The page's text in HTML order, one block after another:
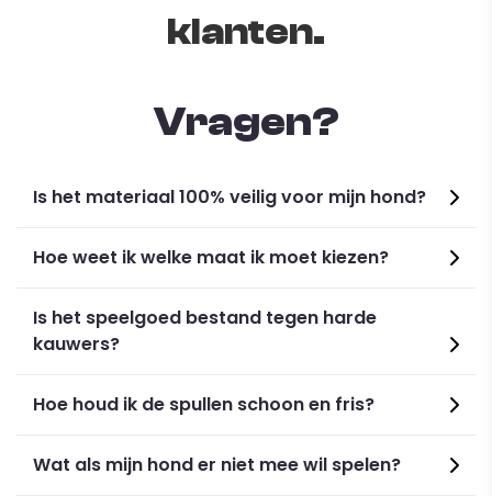
klanten.
Vragen?
Is het materiaal 100% veilig voor mijn hond?
Hoe weet ik welke maat ik moet kiezen?
Is het speelgoed bestand tegen harde
kauwers?
Hoe houd ik de spullen schoon en fris?
Wat als mijn hond er niet mee wil spelen?